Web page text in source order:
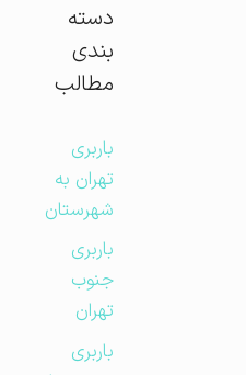
دسته
بندی
مطالب
باربری
تهران به
شهرستان
باربری
جنوب
تهران
باربری